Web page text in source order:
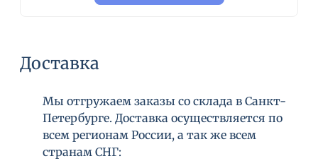
Доставка
Мы отгружаем заказы со склада в Санкт-
Петербурге. Доставка осуществляется по
всем регионам России, а так же всем
странам СНГ: